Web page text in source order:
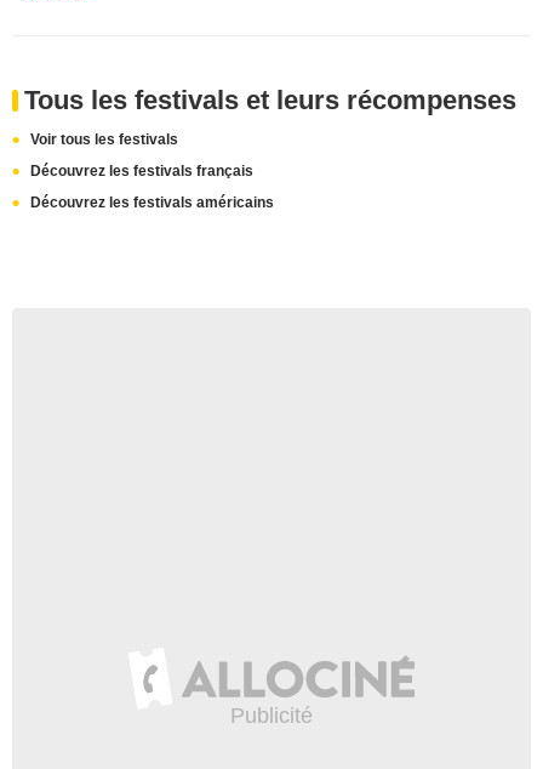
Tous les festivals et leurs récompenses
Voir tous les festivals
Découvrez les festivals français
Découvrez les festivals américains